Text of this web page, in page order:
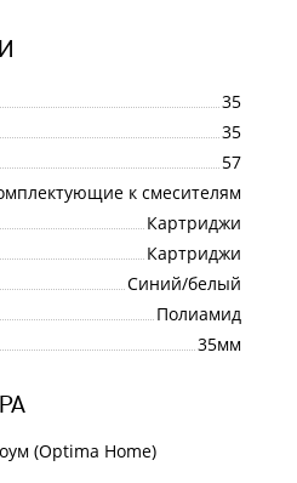
35
35
57
к смесителям
Картриджи
Картриджи
Синий/белый
Полиамид
35мм
(Optima Home)